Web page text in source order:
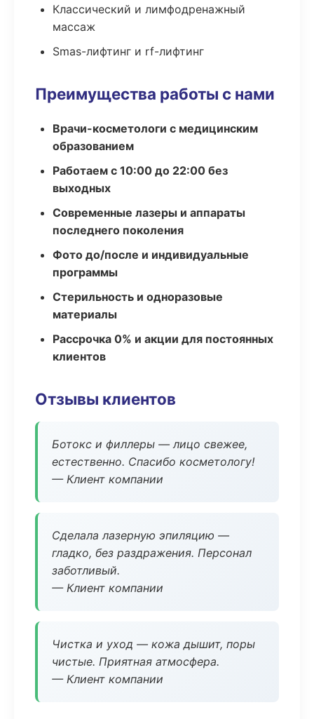
Классический и лимфодренажный
массаж
Smas-лифтинг и rf-лифтинг
Преимущества работы с нами
Врачи-косметологи с медицинским
образованием
Работаем с 10:00 до 22:00 без
выходных
Современные лазеры и аппараты
последнего поколения
Фото до/после и индивидуальные
программы
Стерильность и одноразовые
материалы
Рассрочка 0% и акции для постоянных
клиентов
Отзывы клиентов
Ботокс и филлеры — лицо свежее,
естественно. Спасибо косметологу!
— Клиент компании
Сделала лазерную эпиляцию —
гладко, без раздражения. Персонал
заботливый.
— Клиент компании
Чистка и уход — кожа дышит, поры
чистые. Приятная атмосфера.
— Клиент компании